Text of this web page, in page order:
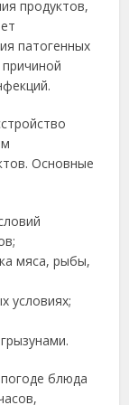
продуктов,
патогенных
причиной
Основные
мяса,рыбы,
условиях;
грызунами.
погодеблюда